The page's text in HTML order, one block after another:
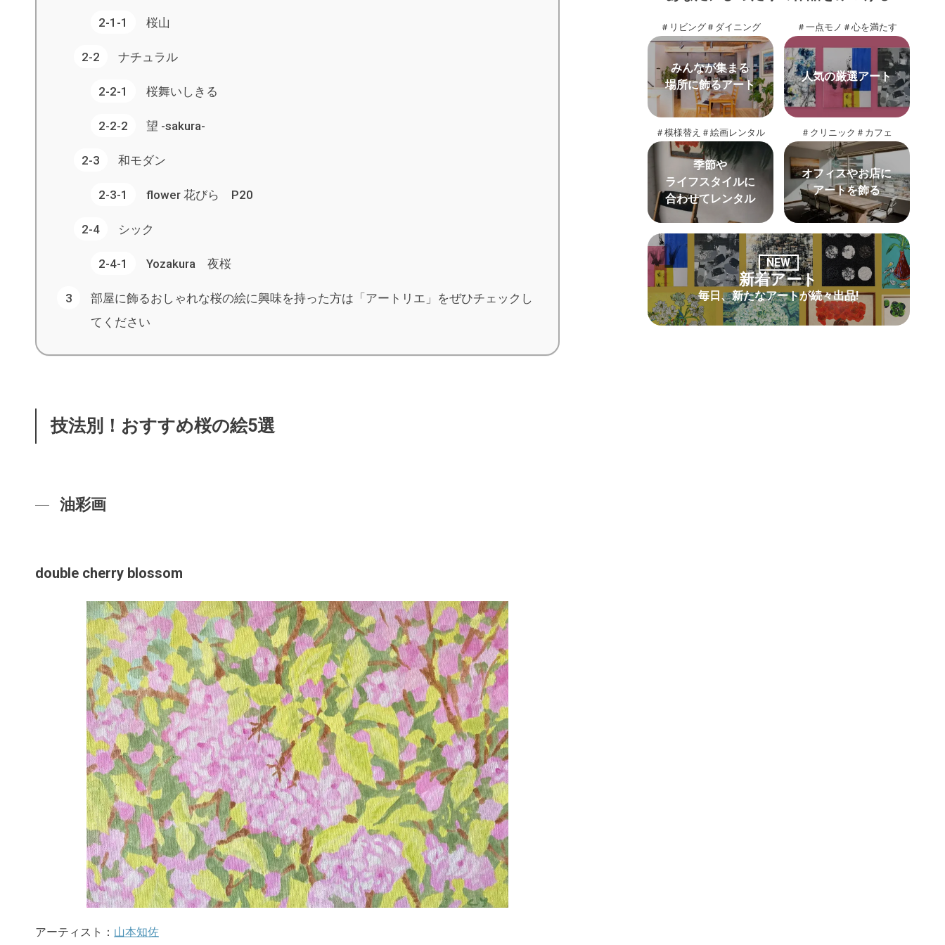
桜山
ナチュラル
桜舞いしきる
望 -sakura-
和モダン
flower 花びら P20
シック
Yozakura 夜桜
部屋に飾るおしゃれな桜の絵に興味を持った方は「アートリエ」をぜひチェックし
てください
技法別！おすすめ桜の絵5選
油彩画
double cherry blossom
アーティスト： 山本知佐
＃リビング＃ダイニング
みんなが集まる
場所に飾るアート
＃一点モノ ＃心を満たす
人気の厳選アート
＃模様替え ＃絵画レンタル
季節や
ライフスタイルに
合わせてレンタル
＃クリニック ＃カフェ
オフィスやお店に
アートを飾る
NEW
新着アート
毎日、新たなアートが続々出品!